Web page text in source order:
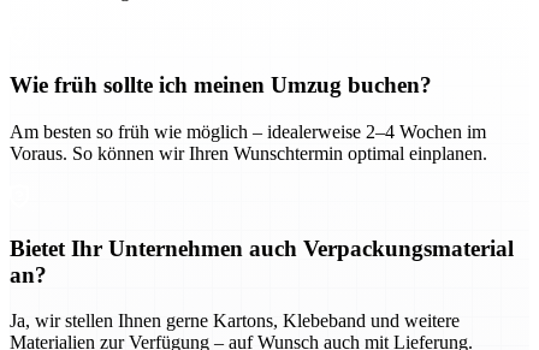
Wie früh sollte ich meinen Umzug buchen?
Am besten so früh wie möglich – idealerweise 2–4 Wochen im
Voraus. So können wir Ihren Wunschtermin optimal einplanen.
Bietet Ihr Unternehmen auch Verpackungsmaterial
an?
Ja, wir stellen Ihnen gerne Kartons, Klebeband und weitere
Materialien zur Verfügung – auf Wunsch auch mit Lieferung.